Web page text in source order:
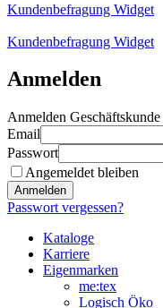
Kundenbefragung Widget
Kundenbefragung Widget
Anmelden
Anmelden Geschäftskunde
Email
Passwort
Angemeldet bleiben
Anmelden
Passwort vergessen?
Kataloge
Karriere
Eigenmarken
me:tex
Logisch Öko